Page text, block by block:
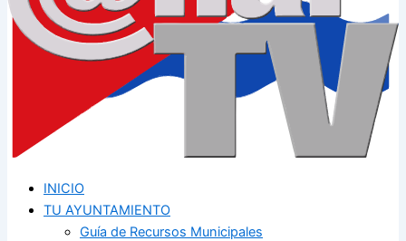
INICIO
TU AYUNTAMIENTO
Guía de Recursos Municipales